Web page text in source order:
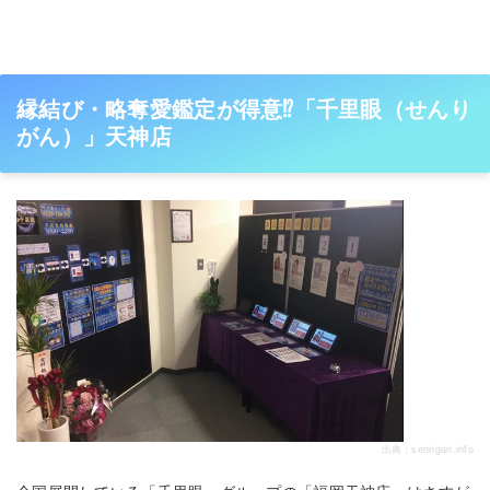
縁結び・略奪愛鑑定が得意⁉「千里眼（せんり
がん）」天神店
出典： senrigan.info